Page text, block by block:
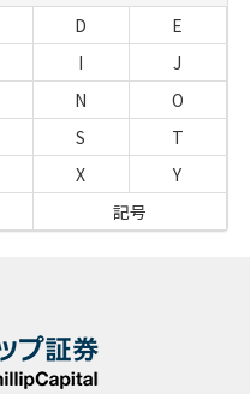
D
E
I
J
N
O
S
T
X
Y
記号